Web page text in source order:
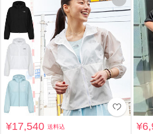
¥17,540送料込